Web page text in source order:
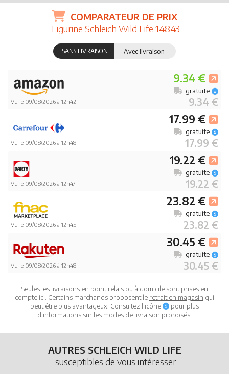
COMPARATEUR DE PRIX
Figurine Schleich Wild Life 14843
SANS LIVRAISON Avec livraison
Vu le 09/08/2026 à 12h42
9.34 €
9.34 €
gratuite
Vu le 09/08/2026 à 12h48
17.99 €
17.99 €
gratuite
Vu le 09/08/2026 à 12h47
19.22 €
19.22 €
gratuite
Vu le 09/08/2026 à 12h45
23.82 €
23.82 €
gratuite
Vu le 09/08/2026 à 12h48
30.45 €
30.45 €
gratuite
Seules les livraisons en point relais ou à domicilesont prises en
compte ici. Certains marchands proposent le retrait en magasin qui
peut être plus avantageux. Consultez l'icône
pour plus
d'informations sur les modes de livraison proposés.
AUTRES SCHLEICH WILD LIFE
susceptibles de vous intéresser